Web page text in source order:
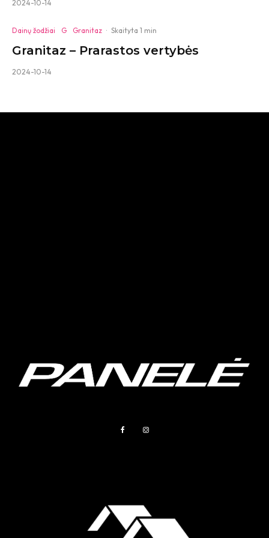
2024-10-14
Dainų žodžiai G Granitaz · Skaityta 1 min
Granitaz – Prarastos vertybės
2024-10-14